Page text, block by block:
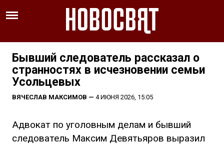
Бывший следователь рассказал о
странностях в исчезновении семьи
Усольцевых
ВЯЧЕСЛАВ МАКСИМОВ — 4 ИЮНЯ 2026, 15:05
Адвокат по уголовным делам и бывший
следователь Максим Девятьяров выразил